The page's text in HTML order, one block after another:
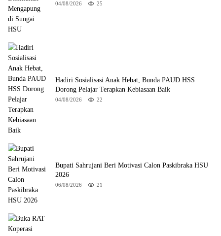
04/08/2026 25
Hadiri Sosialisasi Anak Hebat, Bunda PAUD HSS
Dorong Pelajar Terapkan Kebiasaan Baik
04/08/2026 22
Bupati Sahrujani Beri Motivasi Calon Paskibraka HSU
2026
06/08/2026 21